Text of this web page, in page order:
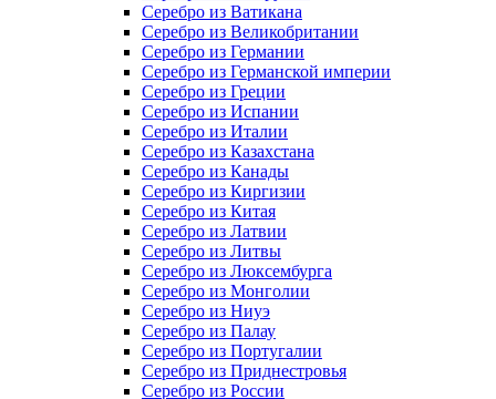
Серебро из Ватикана
Серебро из Великобритании
Серебро из Германии
Серебро из Германской империи
Серебро из Греции
Серебро из Испании
Серебро из Италии
Серебро из Казахстана
Серебро из Канады
Серебро из Киргизии
Серебро из Китая
Серебро из Латвии
Серебро из Литвы
Серебро из Люксембурга
Серебро из Монголии
Серебро из Ниуэ
Серебро из Палау
Серебро из Португалии
Серебро из Приднестровья
Серебро из России